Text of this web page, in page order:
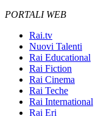
PORTALI WEB
Rai.tv
Nuovi Talenti
Rai Educational
Rai Fiction
Rai Cinema
Rai Teche
Rai International
Rai Eri